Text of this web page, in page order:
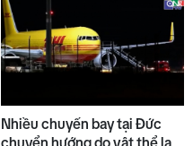
Nhiều chuyến bay tại Đức